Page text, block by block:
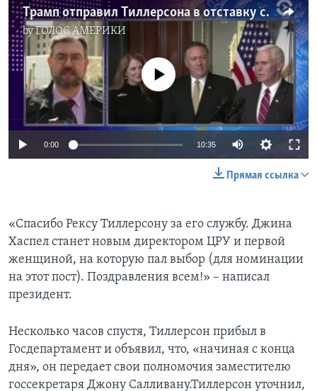
Трамп отправил Тиллерсона в отставку с поста госсекретаря
byГОЛОС АМЕРИКИ
No media source currently available
0:00 10:35
Прямая ссылка
«Спасибо Рексу Тиллерсону за его службу. Джина
Хаспел станет новым директором ЦРУ и первой
женщиной, на которую пал выбор (для номинации
на этот пост). Поздравления всем!» – написал
президент.
Несколько часов спустя, Тиллерсон прибыл в
Госдепартамент и объявил, что, «начиная с конца
дня», он передает свои полномочия заместителю
госсекретаря Джону Салливану.Тиллерсон уточнил,